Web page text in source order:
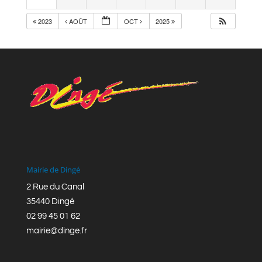
2023 AOÛT OCT 2025
Mairie de Dingé
2 Rue du Canal
35440 Dingé
02 99 45 01 62
mairie@dinge.fr